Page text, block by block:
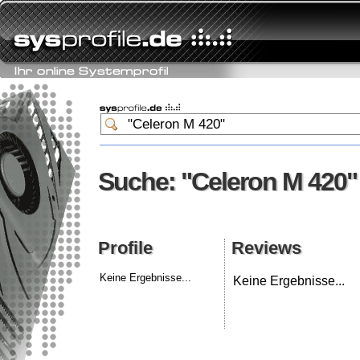
Suche: "Celeron M 420"
Suche: "Celeron M 420"
Profile
Profile
Keine Ergebnisse...
Reviews
Reviews
Keine Ergebnisse...